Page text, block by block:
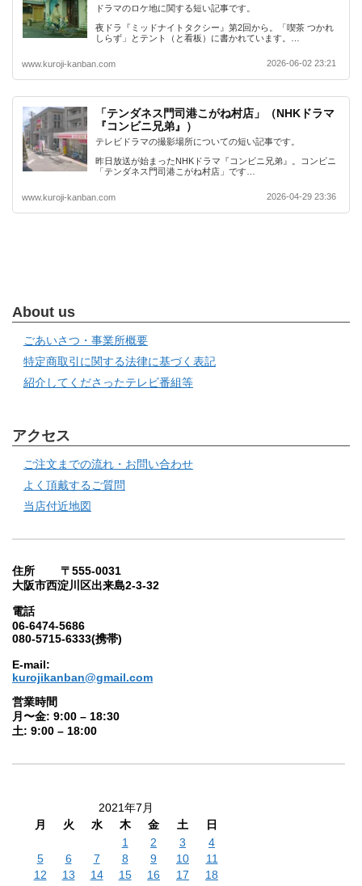
ドラマのロケ地に関する短い記事です。
夜ドラ『ミッドナイトタクシー』第2回から。「喫茶 つかれ
しらず」とテント（と看板）に書かれています。…
www.kuroji-kanban.com 2026-06-02 23:21
「テンダネス門司港こがね村店」（NHKドラマ
『コンビニ兄弟』）
テレビドラマの撮影場所についての短い記事です。
昨日放送が始まったNHKドラマ『コンビニ兄弟』。コンビニ
「テンダネス門司港こがね村店」です…
www.kuroji-kanban.com 2026-04-29 23:36
About us
ごあいさつ・事業所概要
特定商取引に関する法律に基づく表記
紹介してくださったテレビ番組等
アクセス
ご注文までの流れ・お問い合わせ
よく頂戴するご質問
当店付近地図
住所 〒555-0031
大阪市西淀川区出来島2-3-32
電話
06-6474-5686
080-5715-6333(携帯)
E-mail:
kurojikanban@gmail.com
営業時間
月〜金: 9:00 – 18:30
土: 9:00 – 18:00
2021年7月
月
火 水 木 金 土
日
1
2 3
4
5
6 7 8 9 10
11
12
13 14 15 16 17
18